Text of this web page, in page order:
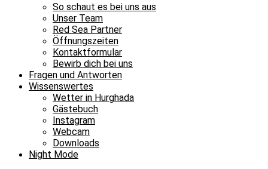
So schaut es bei uns aus
Unser Team
Red Sea Partner
Öffnungszeiten
Kontaktformular
Bewirb dich bei uns
Fragen und Antworten
Wissenswertes
Wetter in Hurghada
Gästebuch
Instagram
Webcam
Downloads
Night Mode